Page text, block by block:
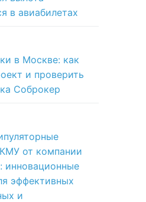
в авиабилетах
в Москве: как
и проверить
Соброкер
от компании
инновационные
эффективных
и